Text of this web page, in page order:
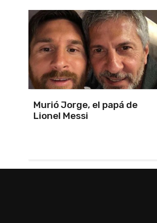
Triunfo en un partidazo
Chile y primeros de zona